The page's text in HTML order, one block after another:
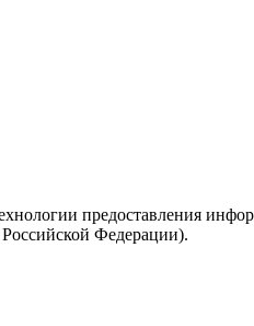
предоставления
Федерации).